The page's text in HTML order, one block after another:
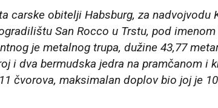
carske obitelji Habsburg, za nadvojvodu
San Rocco u Trstu, pod
je metalnog trupa, dužine 43,77
i dva bermudska jedra na pramčanom i
čvorova, maksimalan doplov bio joj je